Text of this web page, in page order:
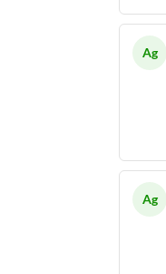
Ag
Ag